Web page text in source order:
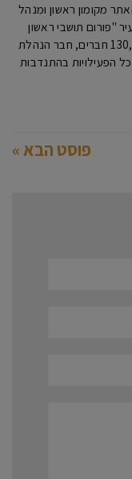
מקומון ראשון ומנהל
"פורום תושבי ראשון
לציון" בפייסבוק ובו כ-130,000 חברים, חבר הנהלת
הפעילויות בהתנדבות
פוסט הבא »